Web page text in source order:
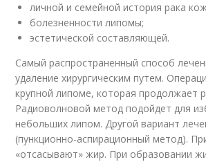
личной и семейной история рака
болезненности липомы;
эстетической составляющей.
Самый распространенный способ
удаление хирургическим путем.
крупной липоме, которая продолжает
Радиоволновой метод подойдет для
небольших липом. Другой вариант
(пункционно-аспирационный метод).
«отсасывают» жир. При образовании